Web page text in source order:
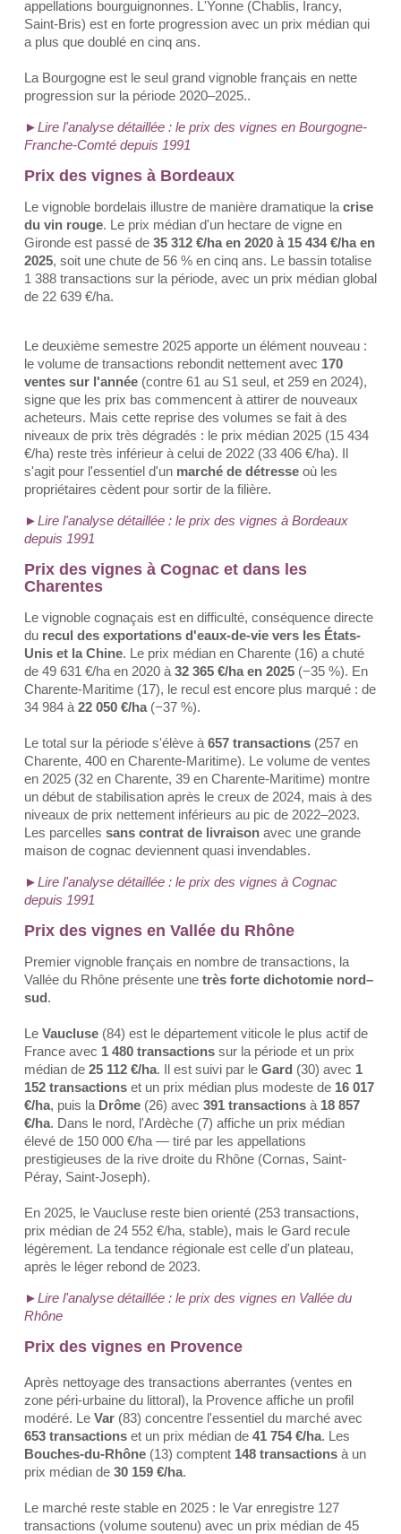
appellations bourguignonnes. L'Yonne (Chablis, Irancy,
Saint-Bris) est en forte progression avec un prix médian qui
a plus que doublé en cinq ans.
La Bourgogne est le seul grand vignoble français en nette
progression sur la période 2020–2025..
►Lire l'analyse détaillée : le prix des vignes en Bourgogne-
Franche-Comté depuis 1991
Prix des vignes à Bordeaux
Le vignoble bordelais illustre de manière dramatique la crise
du vin rouge. Le prix médian d'un hectare de vigne en
Gironde est passé de 35 312 €/ha en 2020 à 15 434 €/ha en
2025, soit une chute de 56 % en cinq ans. Le bassin totalise
1 388 transactions sur la période, avec un prix médian global
de 22 639 €/ha.
Le deuxième semestre 2025 apporte un élément nouveau :
le volume de transactions rebondit nettement avec 170
ventes sur l'année (contre 61 au S1 seul, et 259 en 2024),
signe que les prix bas commencent à attirer de nouveaux
acheteurs. Mais cette reprise des volumes se fait à des
niveaux de prix très dégradés : le prix médian 2025 (15 434
€/ha) reste très inférieur à celui de 2022 (33 406 €/ha). Il
s'agit pour l'essentiel d'un marché de détresse où les
propriétaires cèdent pour sortir de la filière.
►Lire l'analyse détaillée : le prix des vignes à Bordeaux
depuis 1991
Prix des vignes à Cognac et dans les
Charentes
Le vignoble cognaçais est en difficulté, conséquence directe
du recul des exportations d'eaux-de-vie vers les États-
Unis et la Chine. Le prix médian en Charente (16) a chuté
de 49 631 €/ha en 2020 à 32 365 €/ha en 2025 (−35 %). En
Charente-Maritime (17), le recul est encore plus marqué : de
34 984 à 22 050 €/ha (−37 %).
Le total sur la période s'élève à 657 transactions (257 en
Charente, 400 en Charente-Maritime). Le volume de ventes
en 2025 (32 en Charente, 39 en Charente-Maritime) montre
un début de stabilisation après le creux de 2024, mais à des
niveaux de prix nettement inférieurs au pic de 2022–2023.
Les parcelles sans contrat de livraison avec une grande
maison de cognac deviennent quasi invendables.
►Lire l'analyse détaillée : le prix des vignes à Cognac
depuis 1991
Prix des vignes en Vallée du Rhône
Premier vignoble français en nombre de transactions, la
Vallée du Rhône présente une très forte dichotomie nord–
sud.
Le Vaucluse (84) est le département viticole le plus actif de
France avec 1 480 transactions sur la période et un prix
médian de 25 112 €/ha. Il est suivi par le Gard (30) avec 1
152 transactions et un prix médian plus modeste de 16 017
€/ha, puis la Drôme (26) avec 391 transactions à 18 857
€/ha. Dans le nord, l'Ardèche (7) affiche un prix médian
élevé de 150 000 €/ha — tiré par les appellations
prestigieuses de la rive droite du Rhône (Cornas, Saint-
Péray, Saint-Joseph).
En 2025, le Vaucluse reste bien orienté (253 transactions,
prix médian de 24 552 €/ha, stable), mais le Gard recule
légèrement. La tendance régionale est celle d'un plateau,
après le léger rebond de 2023.
►Lire l'analyse détaillée : le prix des vignes en Vallée du
Rhône
Prix des vignes en Provence
Après nettoyage des transactions aberrantes (ventes en
zone péri-urbaine du littoral), la Provence affiche un profil
modéré. Le Var (83) concentre l'essentiel du marché avec
653 transactions et un prix médian de 41 754 €/ha. Les
Bouches-du-Rhône (13) comptent 148 transactions à un
prix médian de 30 159 €/ha.
Le marché reste stable en 2025 : le Var enregistre 127
transactions (volume soutenu) avec un prix médian de 45